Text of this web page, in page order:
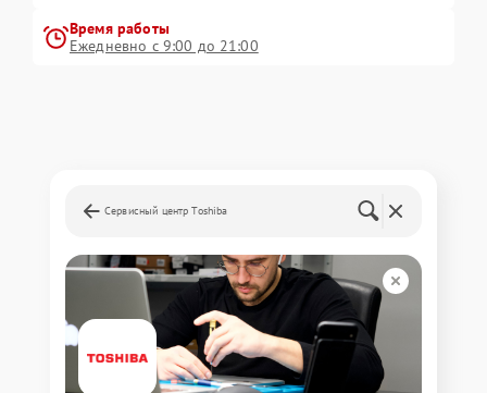
Время работы
Ежедневно с 9:00 до 21:00
Сервисный центр Toshiba